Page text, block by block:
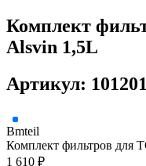
Комплект
Alsvin 1,5L
Артикул:
Bmteil
Комплект фильтров для
1 610 ₽